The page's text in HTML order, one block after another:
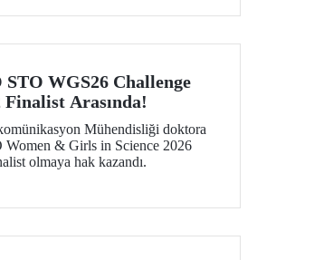
WGS26 Challenge
Finalist Arasında!
Mühendisliği doktora
& Girls in Science 2026
olmaya hak kazandı.